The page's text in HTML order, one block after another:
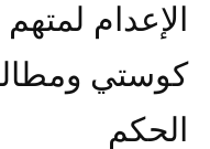
الإعدام
كوستي
الحكم